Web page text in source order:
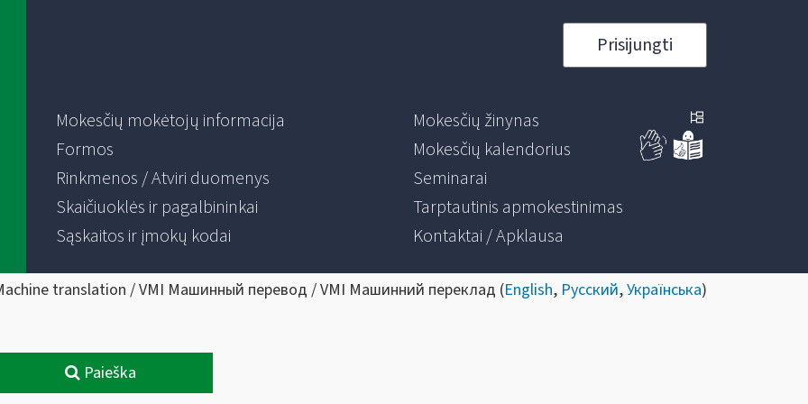
Prisijungti
Mokesčių mokėtojų informacija
Formos
Rinkmenos / Atviri duomenys
Skaičiuoklės ir pagalbininkai
Sąskaitos ir įmokų kodai
Mokesčių žinynas
Mokesčių kalendorius
Seminarai
Tarptautinis apmokestinimas
Kontaktai / Apklausa
translation / VMI Машинный перевод / VMI Машинний переклад (English, Русский,Українська)
Paieška